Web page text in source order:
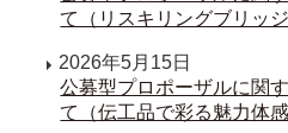
て（リスキリングブリッ
2026年5月15日
公募型プロポーザルに関
て（伝工品で彩る魅力体感